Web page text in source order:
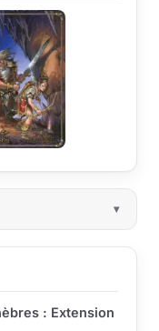
: Extension